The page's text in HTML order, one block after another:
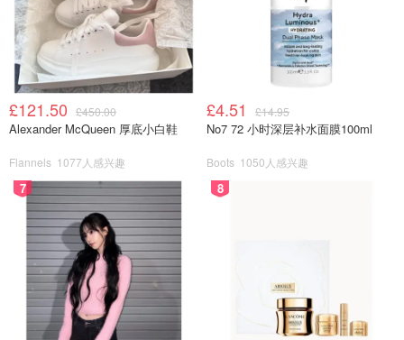
£121.50 £450.00
Alexander McQueen 厚底小白鞋
Flannels 1077人感兴趣
£4.51 £14.95
No7 72 小时深层补水面膜100ml
Boots 1050人感兴趣
7 8